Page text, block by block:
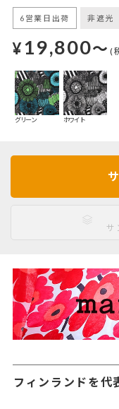
6営業日出荷 非遮光
¥19,800～ (
グリーン ホワイト
サ
フィンランドを代